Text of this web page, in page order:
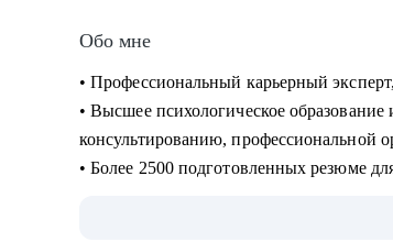
Обо мне
• Профессиональный карьерный
• Высшее психологическое
консультированию, профессиональной
• Более 2500 подготовленных резюме
• Обширный опыт профориентационной